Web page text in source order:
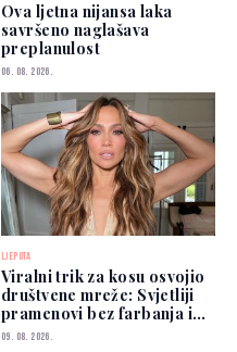
Ova ljetna nijansa laka
savršeno naglašava
preplanulost
06. 08. 2026.
LJEPOTA
Viralni trik za kosu osvojio
društvene mreže: Svjetliji
pramenovi bez farbanja i
odlaska frizeru
09. 08. 2026.